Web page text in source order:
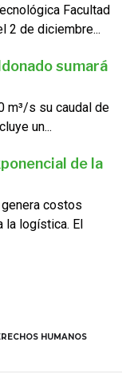
Facultad
2 de diciembre...
sumará
m³/s su caudal de
un...
de la
costos
logística. El
HUMANOS